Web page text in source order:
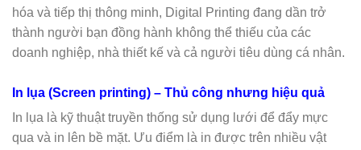
hóa và tiếp thị thông minh, Digital Printing đang dần trở
thành người bạn đồng hành không thể thiếu của các
doanh nghiệp, nhà thiết kế và cả người tiêu dùng cá nhân.
In lụa (Screen printing) – Thủ công nhưng hiệu quả
In lụa là kỹ thuật truyền thống sử dụng lưới để đẩy mực
qua và in lên bề mặt. Ưu điểm là in được trên nhiều vật